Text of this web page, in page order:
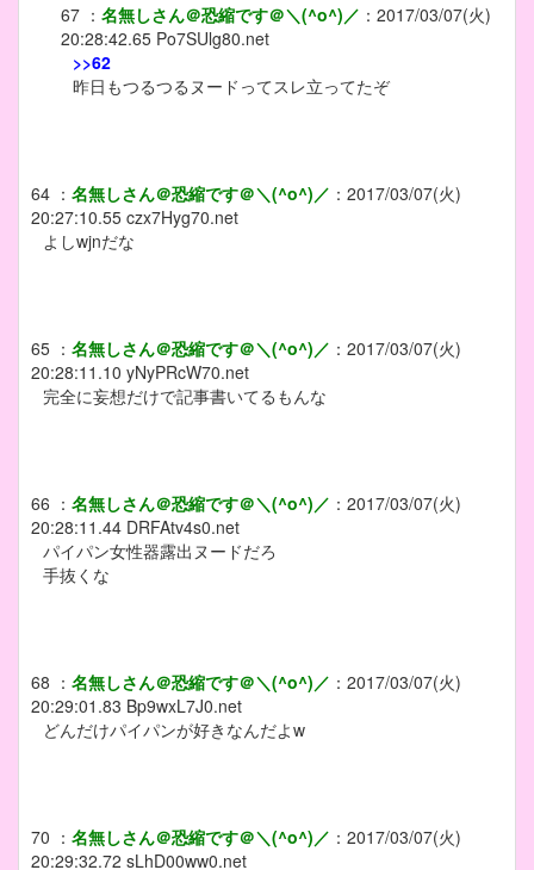
67 ： 名無しさん＠恐縮です＠＼(^o^)／ ： 2017/03/07(火)
20:28:42.65 Po7SUlg80.net
>>62
昨日もつるつるヌードってスレ立ってたぞ
64 ： 名無しさん＠恐縮です＠＼(^o^)／ ： 2017/03/07(火)
20:27:10.55 czx7Hyg70.net
よしwjnだな
65 ： 名無しさん＠恐縮です＠＼(^o^)／ ： 2017/03/07(火)
20:28:11.10 yNyPRcW70.net
完全に妄想だけで記事書いてるもんな
66 ： 名無しさん＠恐縮です＠＼(^o^)／ ： 2017/03/07(火)
20:28:11.44 DRFAtv4s0.net
パイパン女性器露出ヌードだろ
手抜くな
68 ： 名無しさん＠恐縮です＠＼(^o^)／ ： 2017/03/07(火)
20:29:01.83 Bp9wxL7J0.net
どんだけパイパンが好きなんだよw
70 ： 名無しさん＠恐縮です＠＼(^o^)／ ： 2017/03/07(火)
20:29:32.72 sLhD00ww0.net